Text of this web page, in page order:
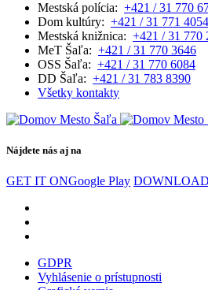
Mestská polícia: +421 / 31 770
Dom kultúry: +421 / 31 771 4054
Mestská knižnica: +421 / 31 770
MeT Šaľa: +421 / 31 770 3646
OSS Šaľa: +421 / 31 770 6084
DD Šaľa: +421 / 31 783 8390
Všetky kontakty
Nájdete nás aj na
GET IT ONGoogle Play
GDPR
Vyhlásenie o prístupnosti